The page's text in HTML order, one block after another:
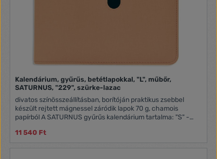
Kalendárium, gyűrűs, betétlapokkal, "L", műbőr,
SATURNUS, "229", szürke-lazac
divatos színösszeállításban, borítóján praktikus zsebbel
készült rejtett mágnessel záródik lapok 70 g, chamois
papírból A SATURNUS gyűrűs kalendárium tartalma: "S" -
NKL311 betétlapcsomag Lapméretek: "S": 78x129 mm
(pocket, 3) "M": 95x171 mm (personal, 2) "L": 146x210 mm
11 540 Ft